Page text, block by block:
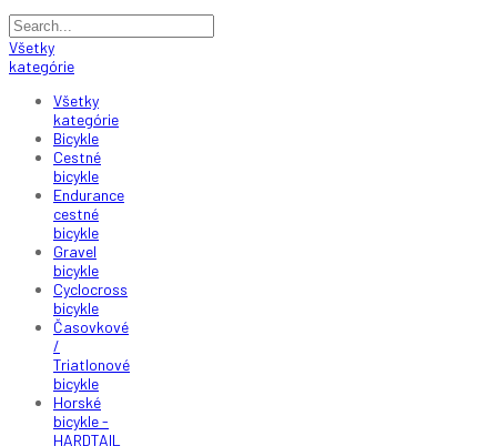
Všetky
kategórie
Všetky
kategórie
Bicykle
Cestné
bicykle
Endurance
cestné
bicykle
Gravel
bicykle
Cyclocross
bicykle
Časovkové
/
Triatlonové
bicykle
Horské
bicykle -
HARDTAIL